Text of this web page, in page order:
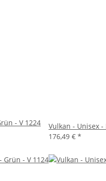
- V 1224
Vulkan - Unisex
176,49 € *